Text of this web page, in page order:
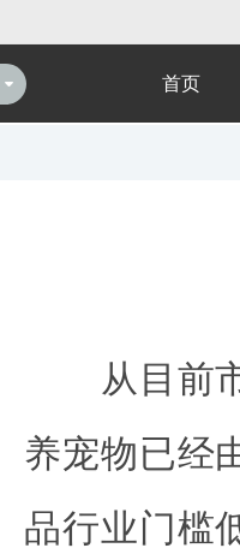
首页
从目前市
养宠物已经
品行业门槛